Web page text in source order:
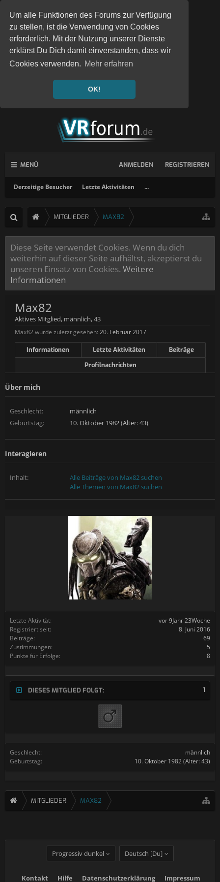
Um alle Funktionen des Forums zur Verfügung
zu stellen, ist die Verwendung von Cookies
erforderlich. Mit der Nutzung unserer Dienste
erklärst Du Dich damit einverstanden, dass wir
Cookies verwenden. Mehr erfahren
OK!
MENÜ
Derzeitige Besucher Letzte Aktivitäten ...
ANMELDEN REGISTRIEREN
MITGLIEDER MAX82
Diese Seite verwendet Cookies. Wenn du dich
weiterhin auf dieser Seite aufhältst, akzeptierst du
unseren Einsatz von Cookies. Weitere
Informationen
Letzte Aktivität:
vor 9Jahr 23Woche
Registriert seit:
8. Juni 2016
Beiträge:
69
Zustimmungen:
5
Punkte für Erfolge:
8
DIESES MITGLIED FOLGT: 1
Geschlecht:
männlich
Geburtstag:
10. Oktober 1982(Alter: 43)
Max82
Aktives Mitglied, männlich, 43
Max82 wurde zuletzt gesehen: 20. Februar 2017
Informationen Letzte Aktivitäten
Beiträge
Profilnachrichten
Über mich
Geschlecht:
männlich
Geburtstag:
10. Oktober 1982 (Alter: 43)
Interagieren
Inhalt:
Alle Beiträge von Max82 suchen
Alle Themen von Max82 suchen
MITGLIEDER MAX82
Progressiv dunkel Deutsch [Du]
Kontakt Hilfe Datenschutzerklärung Impressum